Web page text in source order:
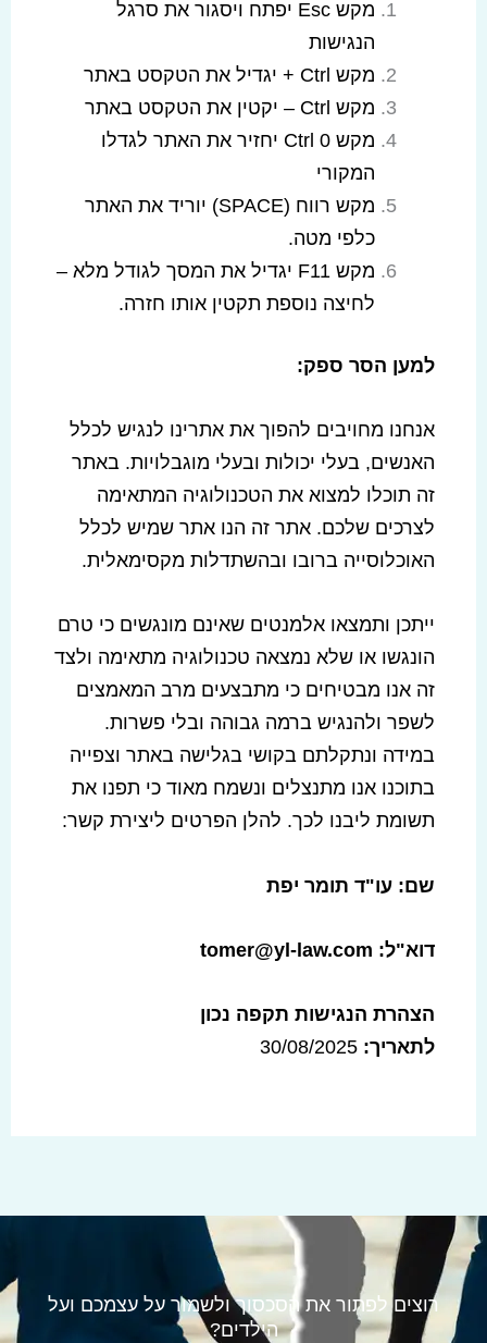
מקש Esc יפתח ויסגור את סרגל
הנגישות
מקש Ctrl + יגדיל את הטקסט באתר
מקש Ctrl – יקטין את הטקסט באתר
מקש Ctrl 0 יחזיר את האתר לגדלו
המקורי
מקש רווח (SPACE) יוריד את האתר
כלפי מטה.
מקש F11 יגדיל את המסך לגודל מלא –
לחיצה נוספת תקטין אותו חזרה.
למען הסר ספק:
אנחנו מחויבים להפוך את אתרינו לנגיש לכלל
האנשים, בעלי יכולות ובעלי מוגבלויות. באתר
זה תוכלו למצוא את הטכנולוגיה המתאימה
לצרכים שלכם. אתר זה הנו אתר שמיש לכלל
האוכלוסייה ברובו ובהשתדלות מקסימאלית.
ייתכן ותמצאו אלמנטים שאינם מונגשים כי טרם
הונגשו או שלא נמצאה טכנולוגיה מתאימה ולצד
זה אנו מבטיחים כי מתבצעים מרב המאמצים
לשפר ולהנגיש ברמה גבוהה ובלי פשרות.
במידה ונתקלתם בקושי בגלישה באתר וצפייה
בתוכנו אנו מתנצלים ונשמח מאוד כי תפנו את
תשומת ליבנו לכך. להלן הפרטים ליצירת קשר:
שם: עו"ד תומר יפת
דוא"ל: tomer@yl-law.com
הצהרת הנגישות תקפה נכון
לתאריך:30/08/2025
רוצים לפתור את הסכסוך ולשמור על עצמכם ועל
הילדים?